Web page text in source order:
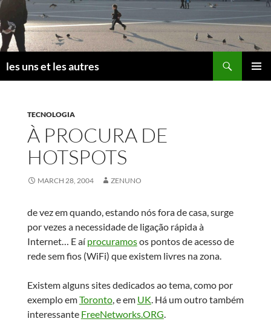
Skip
to
content
les uns et les autres
TECNOLOGIA
À PROCURA DE
HOTSPOTS
MARCH 28, 2004 ZENUNO
de vez em quando, estando nós fora de casa, surge
por vezes a necessidade de ligação rápida à
Internet… E aí procuramosos pontos de acesso de
rede sem fios (WiFi) que existem livres na zona.
Existem alguns sites dedicados ao tema, como por
exemplo emToronto, e em UK. Há um outro também
interessante FreeNetworks.ORG.